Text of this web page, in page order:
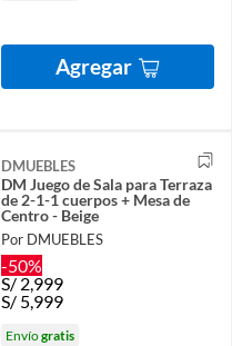
Agregar
DMUEBLES
DM Juego de Sala para Terraza
de 2-1-1 cuerpos + Mesa de
Centro - Beige
Por DMUEBLES
-50%
S/ 2,999
S/ 5,999
Envíogratis